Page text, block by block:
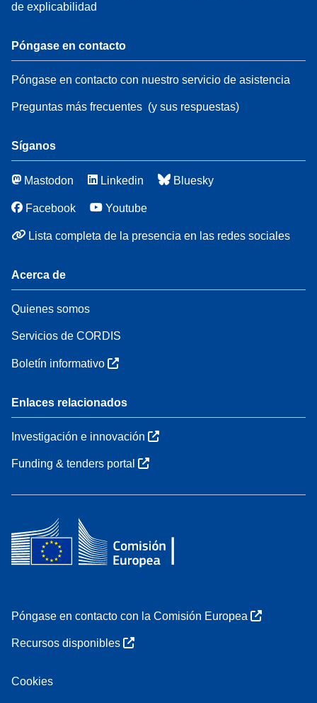
de explicabilidad
Póngase en contacto
Póngase en contacto con nuestro servicio de asistencia
Preguntas más frecuentes (y sus respuestas)
Síganos
Mastodon Linkedin Bluesky
Facebook Youtube
Lista completa de la presencia en las redes sociales
Acerca de
Quienes somos
Servicios de CORDIS
Boletín informativo
Enlaces relacionados
Investigación e innovación
Funding & tenders portal
Póngase en contacto con la Comisión Europea
Recursos disponibles
Cookies